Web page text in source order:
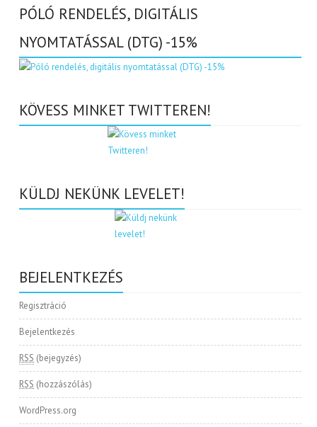
PÓLÓ RENDELÉS, DIGITÁLIS
NYOMTATÁSSAL (DTG) -15%
KÖVESS MINKET TWITTEREN!
KÜLDJ NEKÜNK LEVELET!
BEJELENTKEZÉS
Regisztráció
Bejelentkezés
RSS (bejegyzés)
RSS (hozzászólás)
WordPress.org